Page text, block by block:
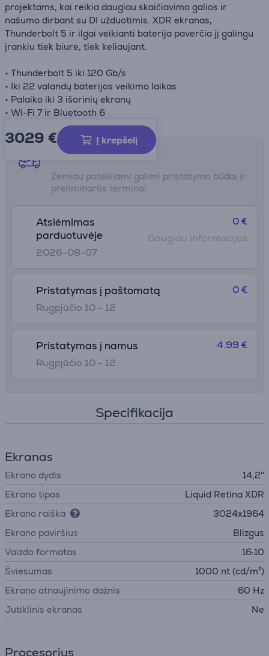
projektams, kai reikia daugiau skaičiavimo galios ir
našumo dirbant su DI užduotimis. XDR ekranas,
Thunderbolt 5 ir ilgai veikianti baterija paverčia jį galingu
įrankiu tiek biure, tiek keliaujant.
• Thunderbolt 5 iki 120 Gb/s
• Iki 22 valandų baterijos veikimo laikas
• Palaiko iki 3 išorinių ekranų
• Wi-Fi 7 ir Bluetooth 6
3029 € Į krepšelį
Pristatymo būdai
Žemiau pateikiami galimi pristatymo būdai ir
preliminarūs terminai
Atsiėmimas
parduotuvėje
2026-08-07
0 €
Daugiau informacijos
Pristatymas į paštomatą
Rugpjūčio 10 - 12
0 €
Pristatymas į namus
Rugpjūčio 10 - 12
4.99 €
Specifikacija
Ekranas
Ekrano dydis
14,2''
Ekrano tipas
Liquid Retina XDR
Ekrano raiška
3024x1964
Ekrano paviršius
Blizgus
Vaizdo formatas
16:10
Šviesumas
1000 nt (cd/m²)
Ekrano atnaujinimo dažnis
60 Hz
Jutiklinis ekranas
Ne
Procesorius